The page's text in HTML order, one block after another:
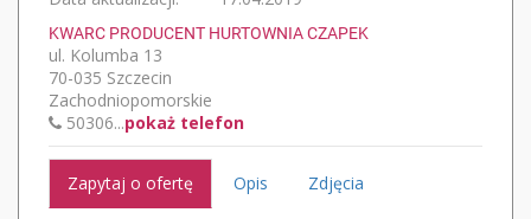
KWARC PRODUCENT HURTOWNIA CZAPEK
ul. Kolumba 13
70-035 Szczecin
Zachodniopomorskie
50306...pokaż telefon
Zapytaj o ofertę Opis Zdjęcia